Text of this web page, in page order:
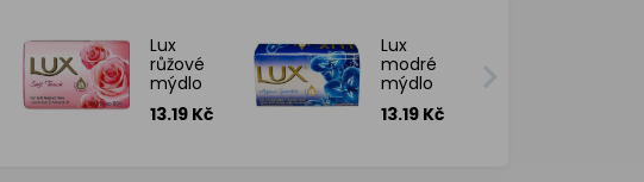
Lux
růžové
mýdlo
Soft
Touch
13.19 Kč
Lux
modré
mýdlo
Aqua
Sparkle
13.19 Kč